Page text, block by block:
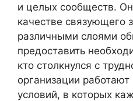
и целых сообществ.
качестве связующего
различными слоями
предоставить
кто столкнулся с
организации
условий, в которых